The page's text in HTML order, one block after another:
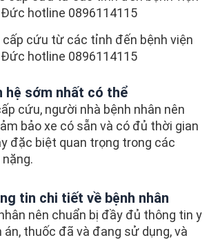
cấp cứu từ các tỉnh đến bệnh viện
hotline 0896114115
hệ sớm nhất có thể
cứu, người nhà bệnh nhân nên
bảo xe có sẵn và có đủ thời gian
đặc biệt quan trọng trong các
tin chi tiết về bệnh nhân
nên chuẩn bị đầy đủ thông tin y
án, thuốc đã và đang sử dụng, và